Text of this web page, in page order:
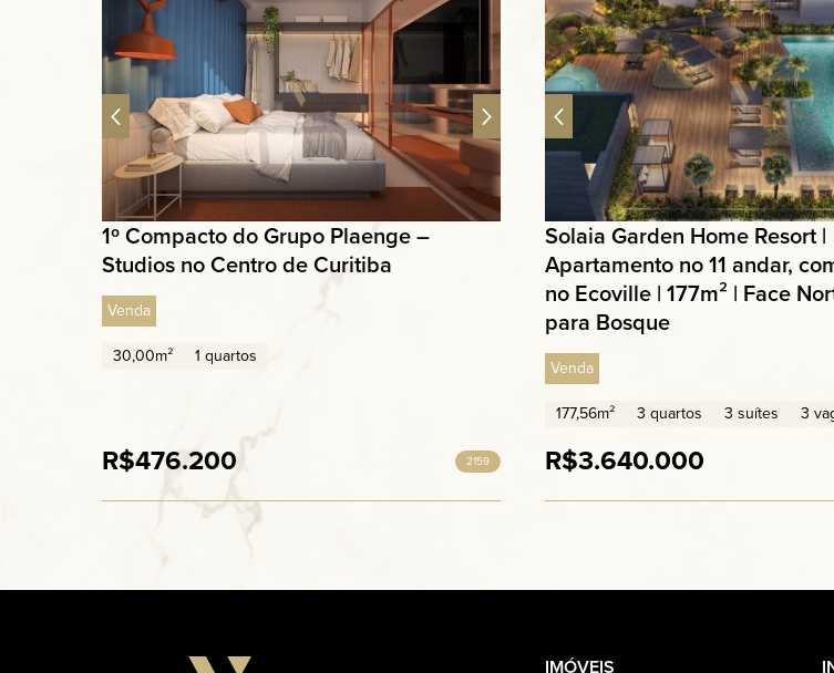
1º Compacto do Grupo Plaenge –
Studios no Centro de Curitiba
Venda
30,00m²
1 quartos
R$476.200 2159
Solaia Garden Home Resort |
Apartamento no 11 andar,
no Ecoville | 177m² | Face
para Bosque
Venda
177,56m²
3 quartos 3 suítes 3
R$3.640.000
IMÓVEIS